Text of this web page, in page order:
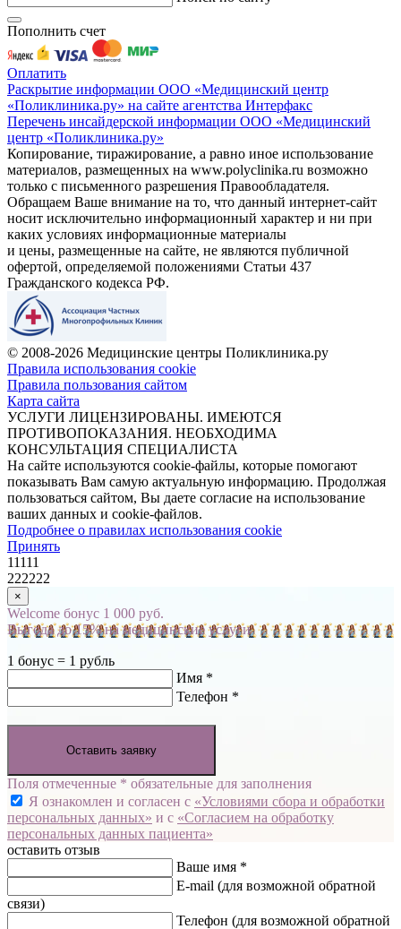
Пополнить счет
Оплатить
Раскрытие информации ООО «Медицинский центр
«Поликлиника.ру» на сайте агентства Интерфакс
Перечень инсайдерской информации ООО «Медицинский
центр «Поликлиника.ру»
Копирование, тиражирование, а равно иное использование
материалов, размещенных на www.polyclinika.ru возможно
только с письменного разрешения Правообладателя.
Обращаем Ваше внимание на то, что данный интернет-сайт
носит исключительно информационный характер и ни при
каких условиях информационные материалы
и цены, размещенные на сайте, не являются публичной
офертой, определяемой положениями Статьи 437
Гражданского кодекса РФ.
© 2008-2026 Медицинские центры Поликлиника.ру
Правила использования cookie
Правила пользования сайтом
Карта сайта
УСЛУГИ ЛИЦЕНЗИРОВАНЫ. ИМЕЮТСЯ
ПРОТИВОПОКАЗАНИЯ. НЕОБХОДИМА
КОНСУЛЬТАЦИЯ СПЕЦИАЛИСТА
На сайте используются cookie-файлы, которые помогают
показывать Вам самую актуальную информацию. Продолжая
пользоваться сайтом, Вы даете согласие на использование
ваших данных и cookie-файлов.
Подробнее о правилах использования cookie
Принять
11111
222222
×
Welcome бонус 1 000 руб.
Выгода до 15% на медицинские услуги
1 бонус = 1 рубль
Имя *
Телефон *
Оставить заявку
Поля отмеченные * обязательные для заполнения
Я ознакомлен и согласен с «Условиями сбора и обработки
персональных данных» и с «Согласием на обработку
персональных данных пациента»
оставить отзыв
Ваше имя *
E-mail (для возможной обратной
связи)
Телефон (для возможной обратной